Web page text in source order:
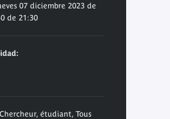
07 diciembre 2023 de
de 21:30
Chercheur, étudiant, Tous